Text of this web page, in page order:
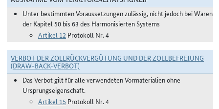
Unter bestimmten Voraussetzungen zulässig, nicht jedoch bei Waren
der Kapitel 50 bis 63 des Harmonisierten Systems
Artikel 12 Protokoll Nr. 4
VERBOT DER ZOLLRÜCKVERGÜTUNG UND DER ZOLLBEFREIUNG
(DRAW-BACK-VERBOT)
Das Verbot gilt für alle verwendeten Vormaterialien ohne
Ursprungseigenschaft.
Artikel 15 Protokoll Nr. 4